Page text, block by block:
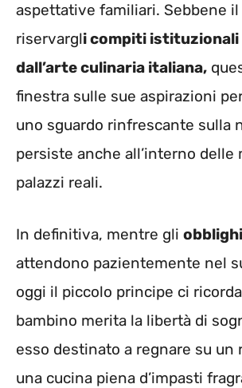
aspettative familiari. Sebbene
riservargli compiti istituzionali
dall’arte culinaria italiana,
finestra sulle sue aspirazioni
uno sguardo rinfrescante sulla
persiste anche all’interno delle
palazzi reali.
In definitiva, mentre gli
attendono pazientemente nel
oggi il piccolo principe ci
bambino merita la libertà di
esso destinato a regnare su un
una cucina piena d’impasti